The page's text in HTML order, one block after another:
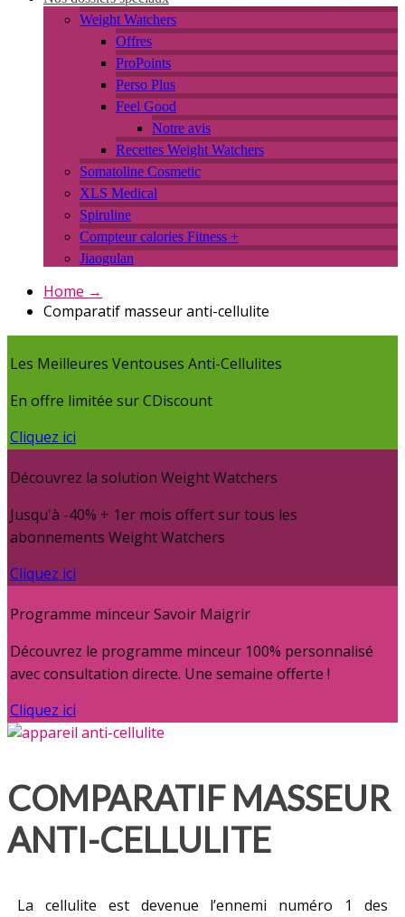
Weight Watchers
Offres
ProPoints
Perso Plus
Feel Good
Notre avis
Recettes Weight Watchers
Somatoline Cosmetic
XLS Medical
Spiruline
Compteur calories Fitness +
Jiaogulan
Home →
Comparatif masseur anti-cellulite
Les Meilleures Ventouses Anti-Cellulites
En offre limitée sur CDiscount
Cliquez ici
Découvrez la solution Weight Watchers
Jusqu'à -40% + 1er mois offert sur tous les
abonnements Weight Watchers
Cliquez ici
Programme minceur Savoir Maigrir
Découvrez le programme minceur 100% personnalisé
avec consultation directe. Une semaine offerte !
Cliquez ici
COMPARATIF MASSEUR
ANTI-CELLULITE
La cellulite est devenue l’ennemi numéro 1 des